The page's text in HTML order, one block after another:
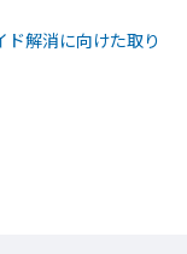
解消に向けた取り